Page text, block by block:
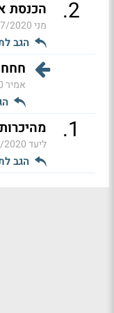
2
. הכנסת
מני14:22
הגב
אמיר
1
. ליעד14:04
הגב